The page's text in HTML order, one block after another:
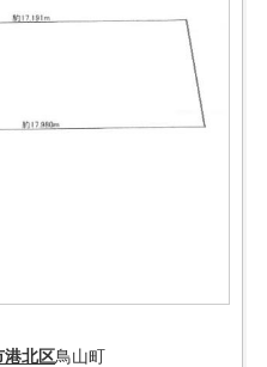
港北区鳥山町